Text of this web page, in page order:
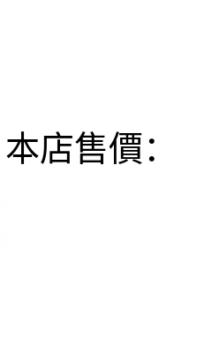
本店售價：